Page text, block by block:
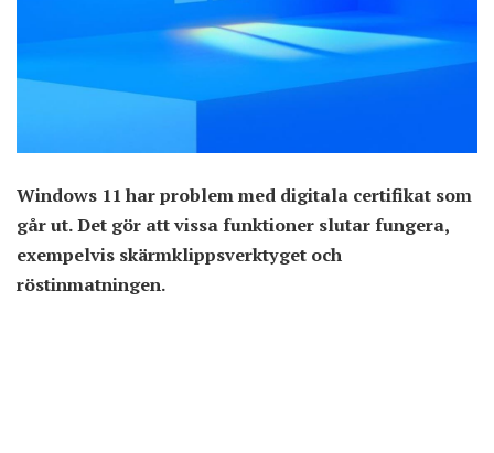
Windows 11 har problem med digitala certifikat som
går ut. Det gör att vissa funktioner slutar fungera,
exempelvis skärmklippsverktyget och
röstinmatningen.